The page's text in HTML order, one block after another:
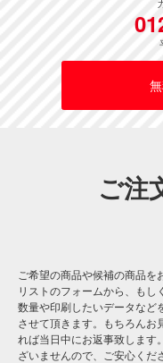
ご注
ご希望の商品や候補の商品を
リストのフォームから、も
数量や印刷したいデータなど
させて頂きます。もちろんお
れば当日中にお返事致します
ざいませんので、ご安心くだ